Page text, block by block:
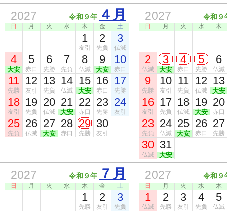
2027 令和９年 ４月
日 月 火 水 木 金 土
1
友引
2
先負
3
仏滅
4
大安
5
赤口
6
先勝
7
先負
8
仏滅
9
大安
10
赤口
11
先勝
12
友引
13
先負
14
仏滅
15
大安
16
赤口
17
先勝
18
友引
19
先負
20
仏滅
21
大安
22
赤口
23
先勝
24
友引
25
先負
26
仏滅
27
大安
28
赤口
29
先勝
30
友引
2027 令和９
日 月 火 水 木
2
仏滅
3
大安
4
赤口
5
先勝
6
仏滅
9
先勝
10
友引
11
先負
12
仏滅
13
大安
16
友引
17
先負
18
仏滅
19
大安
20
赤口
23
先負
24
仏滅
25
大安
26
赤口
27
先勝
30
仏滅
31
大安
2027 令和９年 ７月
日 月 火 水 木 金 土
1
先勝
2
友引
3
先負
2027 令和９
日 月 火 水 木
1
仏滅
2
先勝
3
友引
4
先負
5
仏滅